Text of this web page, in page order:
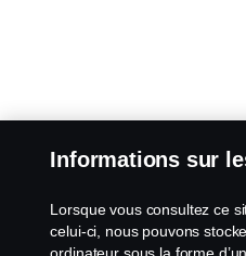
Informations sur
Lorsque vous consultez ce
celui-ci, nous pouvons